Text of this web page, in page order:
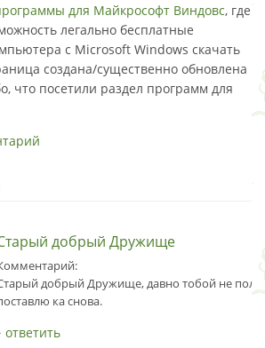
для Майкрософт Виндовс, где
легально бесплатные
с Microsoft Windows скачать
создана/существенно обновлена
что посетили раздел программ для
добрый Дружище
добрый Дружище, давно тобой не
ка снова.
ответить